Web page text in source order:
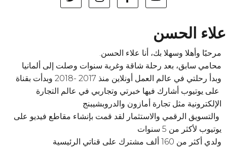
علاء الحسن
مرحبًا وأهلا وسهلا بك، أنا علاء الحسن.
محامي سابق، بعد رحلة شاقة وغربة سنوات وصلت إلى ألمانيا
وبدأ رحلتي في عالم العمل أونلاين منذ 2017 -2018 وبدأت بقناة
على يوتيوب أشارك فيها خبرتي وتجاربي في عالم التجارة
الإلكترونية مثل تجارة أمازون والدروبشيبنج
والتسويق الرقمي والاستثمار لقد قمت بإنشاء مقاطع فيديو على
يوتيوب لأكثر من 5 سنوات
ولدي أكثر من 160 ألف مشترك على قناتي الرئيسية